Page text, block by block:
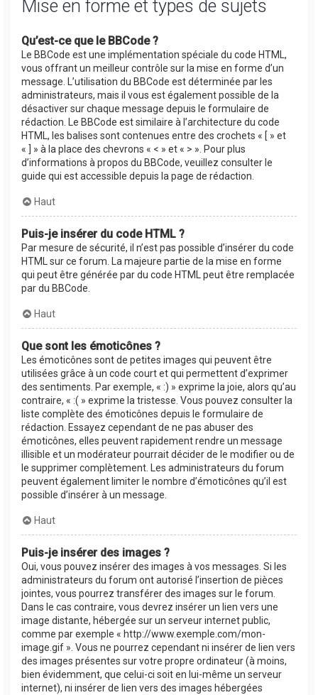
Mise en forme et types de sujets
Qu’est-ce que le BBCode ?
Le BBCode est une implémentation spéciale du code HTML,
vous offrant un meilleur contrôle sur la mise en forme d’un
message. L’utilisation du BBCode est déterminée par les
administrateurs, mais il vous est également possible de la
désactiver sur chaque message depuis le formulaire de
rédaction. Le BBCode est similaire à l’architecture du code
HTML, les balises sont contenues entre des crochets « [ » et
« ] » à la place des chevrons « < » et « > ». Pour plus
d’informations à propos du BBCode, veuillez consulter le
guide qui est accessible depuis la page de rédaction.
Haut
Puis-je insérer du code HTML ?
Par mesure de sécurité, il n’est pas possible d’insérer du code
HTML sur ce forum. La majeure partie de la mise en forme
qui peut être générée par du code HTML peut être remplacée
par du BBCode.
Haut
Que sont les émoticônes ?
Les émoticônes sont de petites images qui peuvent être
utilisées grâce à un code court et qui permettent d’exprimer
des sentiments. Par exemple, « :) » exprime la joie, alors qu’au
contraire, « :( » exprime la tristesse. Vous pouvez consulter la
liste complète des émoticônes depuis le formulaire de
rédaction. Essayez cependant de ne pas abuser des
émoticônes, elles peuvent rapidement rendre un message
illisible et un modérateur pourrait décider de le modifier ou de
le supprimer complètement. Les administrateurs du forum
peuvent également limiter le nombre d’émoticônes qu’il est
possible d’insérer à un message.
Haut
Puis-je insérer des images ?
Oui, vous pouvez insérer des images à vos messages. Si les
administrateurs du forum ont autorisé l’insertion de pièces
jointes, vous pourrez transférer des images sur le forum.
Dans le cas contraire, vous devrez insérer un lien vers une
image distante, hébergée sur un serveur internet public,
comme par exemple « http://www.exemple.com/mon-
image.gif ». Vous ne pourrez cependant ni insérer de lien vers
des images présentes sur votre propre ordinateur (à moins,
bien évidemment, que celui-ci soit en lui-même un serveur
internet), ni insérer de lien vers des images hébergées